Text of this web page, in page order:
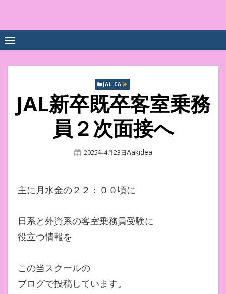
content
数UPｽｸｰﾙ
JAL CA
JAL新卒既卒客室乗務
員２次面接へ
Posted
2025年4月23日Author
Aakidea
主に月水金の２２：００頃に
日系と外資系の客室乗務員受験に
役立つ情報を
この当スクールの
ブログで投稿しています。